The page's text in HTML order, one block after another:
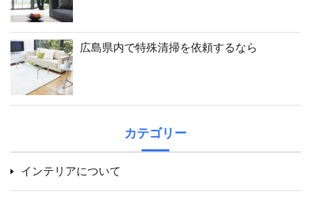
広島県内で特殊清掃を依頼するなら
カテゴリー
インテリアについて